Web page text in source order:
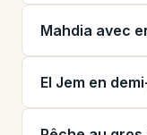
Mahdia avec
El Jem en